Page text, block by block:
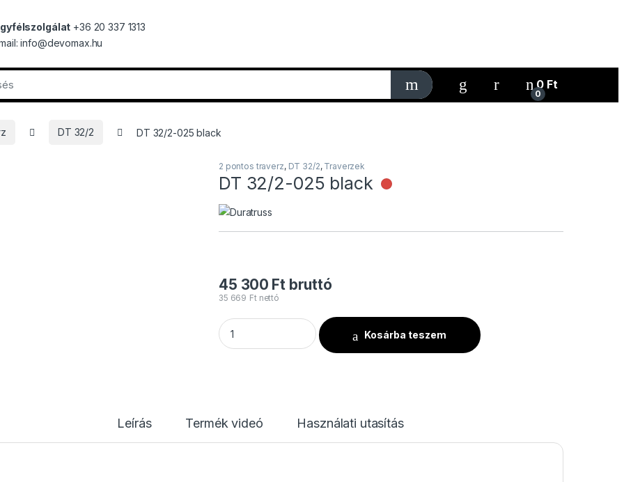
+36 20 337 1313
info@devomax.hu
My Account
0
0 Ft
DT 32/2 DT 32/2-025 black
2 pontos traverz, DT 32/2, Traverzek
DT 32/2-025 black Nincs raktáron
45 300 Ft bruttó
35 669 Ftnettó
DT 32/2-025 black mennyiség
Kosárba teszem
Leírás Termék videó Használati utasítás